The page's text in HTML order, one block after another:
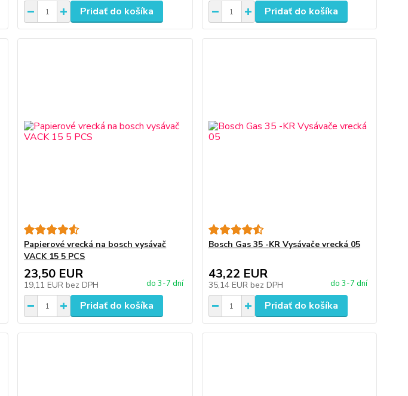
Pridať do košíka Pridať do košíka
Papierové vrecká na bosch vysávač
VACK 15 5 PCS
23,50 EUR
19,11 EUR bez DPH do 3-7 dní
Pridať do košíka
Bosch Gas 35 -KR Vysávače vrecká 05
43,22 EUR
35,14 EUR bez DPH do 3-7 dní
Pridať do košíka